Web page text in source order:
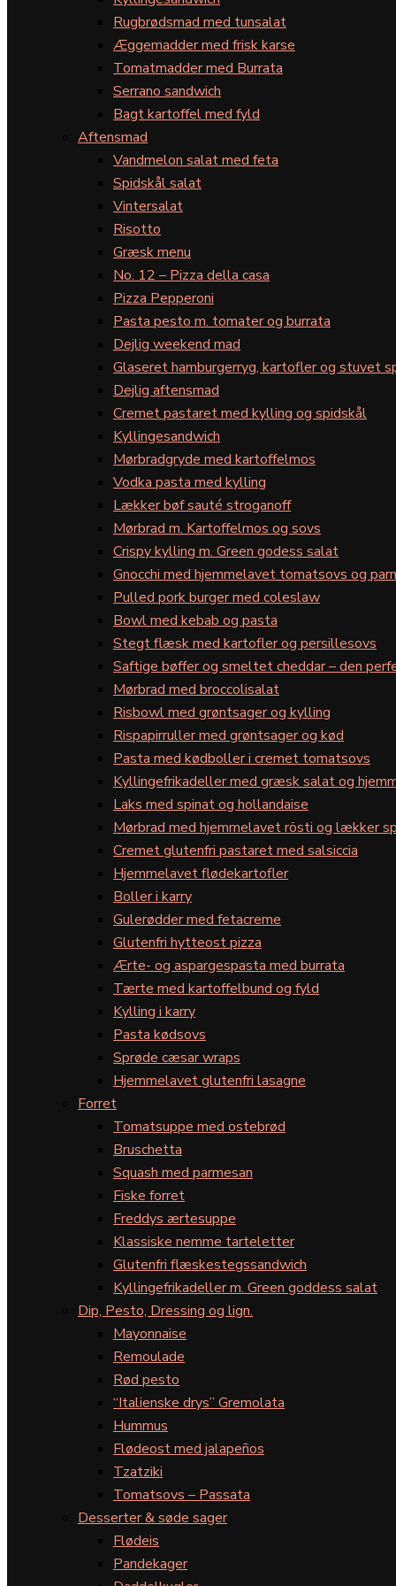
Rugbrødsmad med tunsalat
Æggemadder med frisk karse
Tomatmadder med Burrata
Serrano sandwich
Bagt kartoffel med fyld
Aftensmad
Vandmelon salat med feta
Spidskål salat
Vintersalat
Risotto
Græsk menu
No. 12 – Pizza della casa
Pizza Pepperoni
Pasta pesto m. tomater og burrata
Dejlig weekend mad
Glaseret hamburgerryg, kartofler og stuvet
Dejlig aftensmad
Cremet pastaret med kylling og spidskål
Kyllingesandwich
Mørbradgryde med kartoffelmos
Vodka pasta med kylling
Lækker bøf sauté stroganoff
Mørbrad m. Kartoffelmos og sovs
Crispy kylling m. Green godess salat
Gnocchi med hjemmelavet tomatsovs og
Pulled pork burger med coleslaw
Bowl med kebab og pasta
Stegt flæsk med kartofler og persillesovs
Saftige bøffer og smeltet cheddar – den
Mørbrad med broccolisalat
Risbowl med grøntsager og kylling
Rispapirruller med grøntsager og kød
Pasta med kødboller i cremet tomatsovs
Kyllingefrikadeller med græsk salat og
Laks med spinat og hollandaise
Mørbrad med hjemmelavet rösti og lækker
Cremet glutenfri pastaret med salsiccia
Hjemmelavet flødekartofler
Boller i karry
Gulerødder med fetacreme
Glutenfri hytteost pizza
Ærte- og aspargespasta med burrata
Tærte med kartoffelbund og fyld
Kylling i karry
Pasta kødsovs
Sprøde cæsar wraps
Hjemmelavet glutenfri lasagne
Forret
Tomatsuppe med ostebrød
Bruschetta
Squash med parmesan
Fiske forret
Freddys ærtesuppe
Klassiske nemme tarteletter
Glutenfri flæskestegssandwich
Kyllingefrikadeller m. Green goddess salat
Dip, Pesto, Dressing og lign.
Mayonnaise
Remoulade
Rød pesto
“Italienske drys” Gremolata
Hummus
Flødeost med jalapeños
Tzatziki
Tomatsovs – Passata
Desserter & søde sager
Flødeis
Pandekager